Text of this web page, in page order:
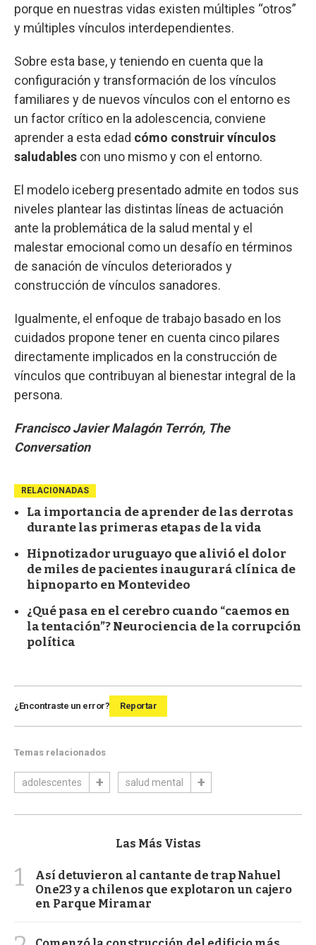
porque en nuestras vidas existen múltiples “otros”
y múltiples vínculos interdependientes.
Sobre esta base, y teniendo en cuenta que la
configuración y transformación de los vínculos
familiares y de nuevos vínculos con el entorno es
un factor crítico en la adolescencia, conviene
aprender a esta edad cómo construir vínculos
saludables con uno mismo y con el entorno.
El modelo iceberg presentado admite en todos sus
niveles plantear las distintas líneas de actuación
ante la problemática de la salud mental y el
malestar emocional como un desafío en términos
de sanación de vínculos deteriorados y
construcción de vínculos sanadores.
Igualmente, el enfoque de trabajo basado en los
cuidados propone tener en cuenta cinco pilares
directamente implicados en la construcción de
vínculos que contribuyan al bienestar integral de la
persona.
Francisco Javier Malagón Terrón, The
Conversation
RELACIONADAS
La importancia de aprender de las derrotas
durante las primeras etapas de la vida
Hipnotizador uruguayo que alivió el dolor
de miles de pacientes inaugurará clínica de
hipnoparto en Montevideo
¿Qué pasa en el cerebro cuando “caemos en
la tentación”? Neurociencia de la corrupción
política
¿Encontraste un error? Reportar
Temas relacionados
adolescentes salud mental
Las Más Vistas
1
Así detuvieron al cantante de trap Nahuel
One23 y a chilenos que explotaron un cajero
en Parque Miramar